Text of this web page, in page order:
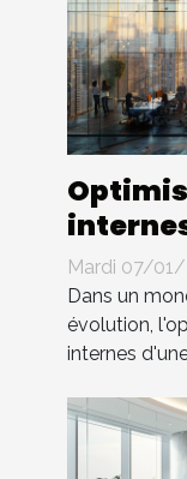
Mardi 07/
Dans un
évolution,
internes